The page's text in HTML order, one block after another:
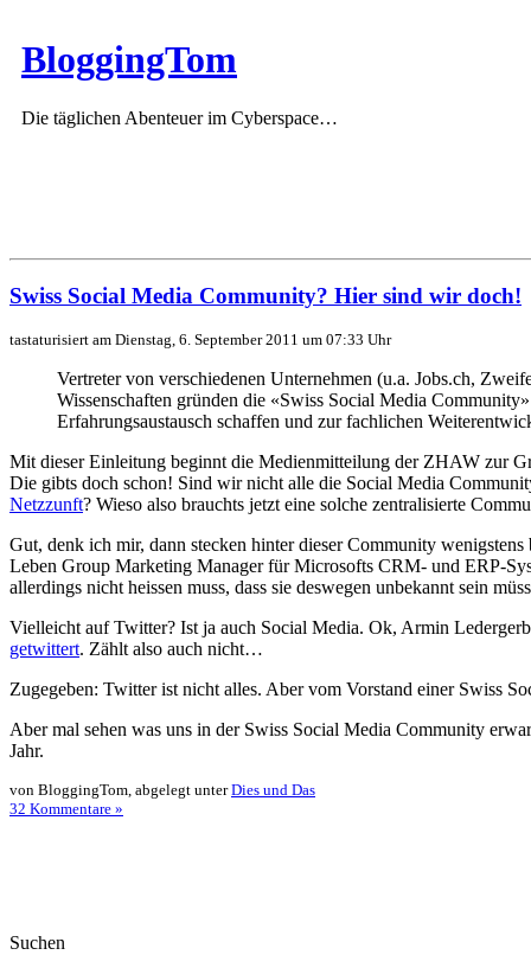
BloggingTom
Die täglichen Abenteuer im Cyberspace…
Swiss Social Media Community? Hier sind wir doch!
tastaturisiert am Dienstag, 6. September 2011 um 07:33 Uhr
Vertreter von verschiedenen Unternehmen (u.a. Jobs.ch,
Wissenschaften gründen die «Swiss Social Media
Erfahrungsaustausch schaffen und zur fachlichen
Mit dieser Einleitung beginnt die Medienmitteilung der ZHAW zur
Die gibts doch schon! Sind wir nicht alle die Social Media
Netzzunft? Wieso also brauchts jetzt eine solche zentralisierte
Gut, denk ich mir, dann stecken hinter dieser Community
Leben Group Marketing Manager für Microsofts CRM- und ERP-
allerdings nicht heissen muss, dass sie deswegen unbekannt sein
Vielleicht auf Twitter? Ist ja auch Social Media. Ok, Armin
getwittert. Zählt also auch nicht…
Zugegeben: Twitter ist nicht alles. Aber vom Vorstand einer Swiss
Aber mal sehen was uns in der Swiss Social Media Community
Jahr.
von BloggingTom, abgelegt unterDies und Das
32 Kommentare »
Suchen